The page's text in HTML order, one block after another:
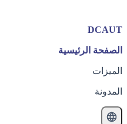
DCAUT
الصفحة الرئيسية
الميزات
المدونة